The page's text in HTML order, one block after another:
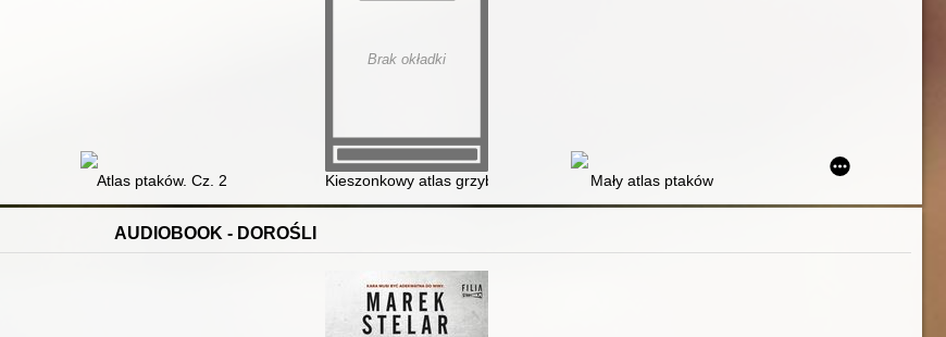
Atlas ptaków. Cz. 2
Brak okładki
Kieszonkowy atlas grzybów. Cz. 2 Mały atlas ptaków
AUDIOBOOK - DOROŚLI